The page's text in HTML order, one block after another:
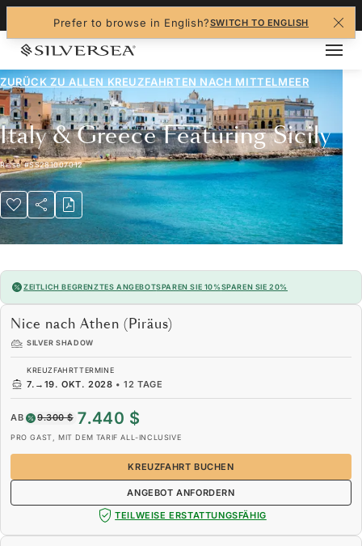
Prefer to browse in English?SWITCH TO ENGLISH
ZURÜCK ZU ALLEN KREUZFAHRTEN NACH MITTELMEER
Italy & Greece Featuring Sicily
Reise#SS281007012
ZEITLICH BEGRENZTES ANGEBOTSPAREN SIE 10%SPAREN SIE 20%
Nice nach Athen (Piräus)
SILVER SHADOW
KREUZFAHRTTERMINE
7. → 19. OKT. 2028 •12 TAGE
AB 9.300 $ 7.440 $
PRO GAST, MIT DEM TARIF ALL-INCLUSIVE
KREUZFAHRT BUCHEN
ANGEBOT ANFORDERN
TEILWEISE ERSTATTUNGSFÄHIG